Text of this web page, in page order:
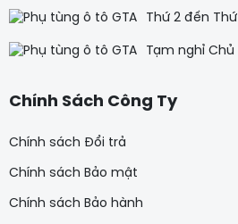
Thứ 2 đến
Tạm nghỉ Chủ
Chính Sách Công Ty
Chính sách Đổi trả
Chính sách Bảo mật
Chính sách Bảo hành